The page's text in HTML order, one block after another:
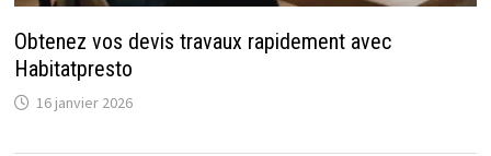
Obtenez vos devis travaux rapidement avec
Habitatpresto
16 janvier 2026